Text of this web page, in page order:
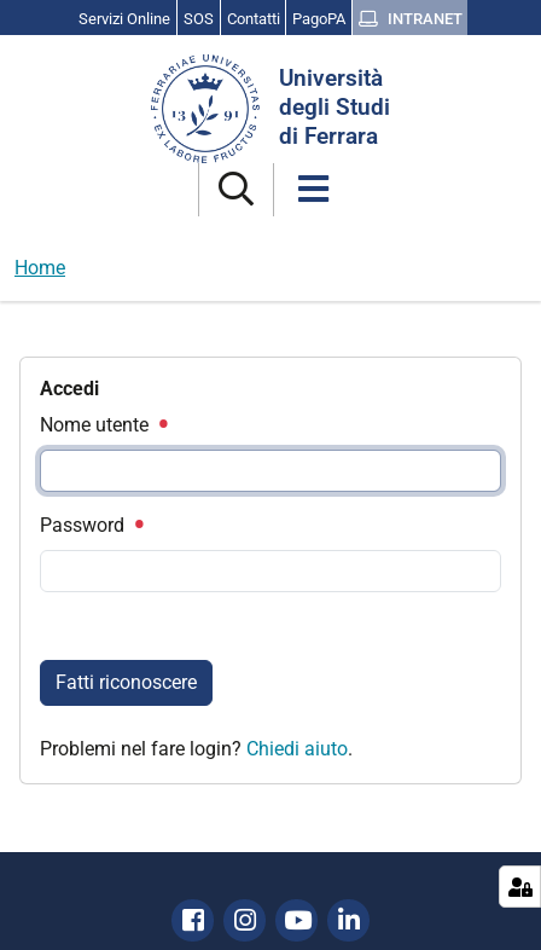
Servizi Online SOS Contatti PagoPA INTRANET
Università
degli Studi
di Ferrara
Home
Accedi
Nome utente
Password
Fatti riconoscere
Problemi nel fare login? Chiedi aiuto.
Facebook
Instagram
YoutubeLinkedin